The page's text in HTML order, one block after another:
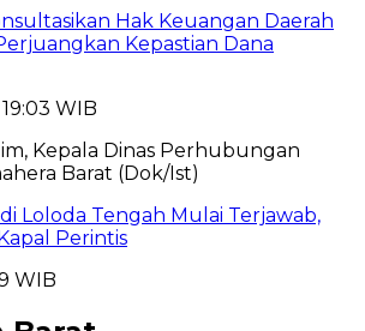
Hak Keuangan Daerah
Kepastian Dana
WIB
Loloda Tengah Mulai Terjawab,
Perintis
WIB